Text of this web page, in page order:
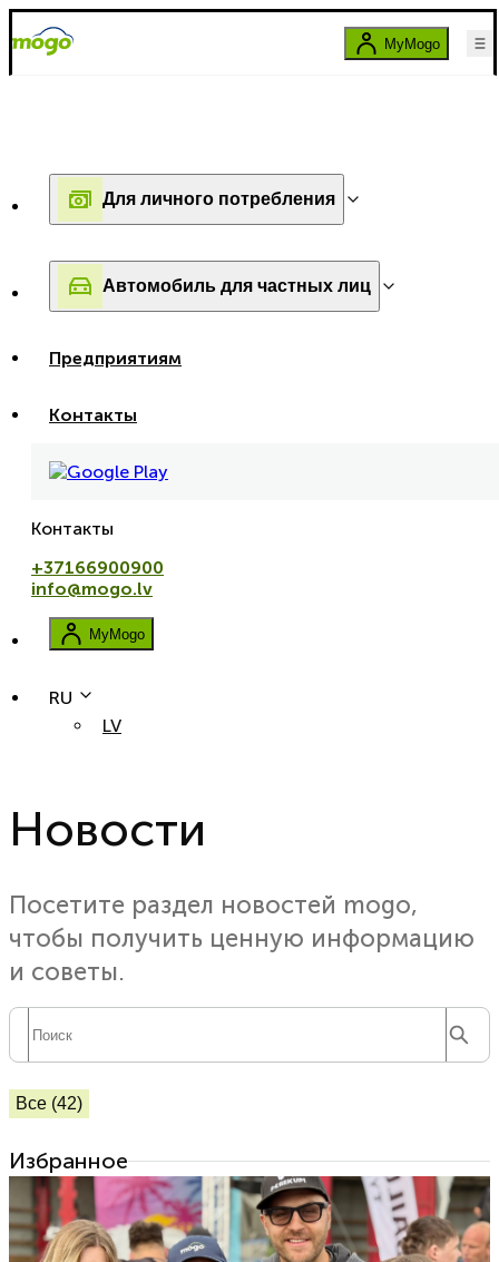
MyMogo
Для личного потребления
Автомобиль для частных лиц
Предприятиям
Контакты
Контакты
+37166900900
info@mogo.lv
MyMogo
RU
LV
Главная Новости
Новости
Посетите раздел новостей mogo,
чтобы получить ценную информацию
и советы.
Все (42)
Избранное